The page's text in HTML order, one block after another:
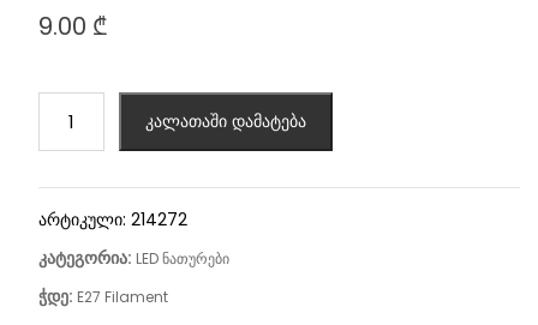
9.00 ₾
კალათაში დამატება
არტიკული: 214272
კატეგორია: LED ნათურები
ჭდე: E27 Filament